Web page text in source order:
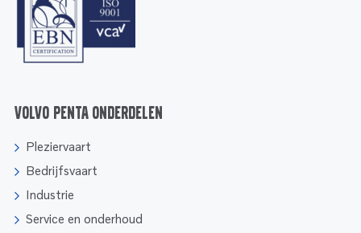
Volvo Penta onderdelen
Pleziervaart
Bedrijfsvaart
Industrie
Service en onderhoud